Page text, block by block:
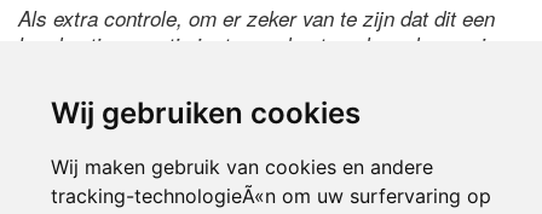
Wij gebruiken cookies
Wij maken gebruik van cookies en andere
tracking-technologieÃ«n om uw surfervaring op
Als extra controle, om er zeker van te zijn dat dit een
handmatige reactie is, typ onderstaande code over in
de code te wijzigen.